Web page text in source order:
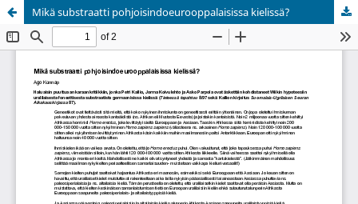
Mikä substraatti pohjoisindoeurooppalaisissa kielissä?
Palvelua ylläpitää Tieteellisten seurain valtuuskunta